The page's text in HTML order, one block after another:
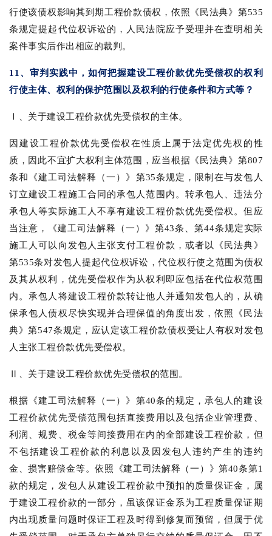
行使该债权影响其到期工程价款债权，依照《民法典》第535
条规定提起代位权诉讼的，人民法院应予受理并在查明相关
案件事实后作出相应的裁判。
11、审判实践中，如何把握建设工程价款优先受偿权的权利
行使主体、权利的保护范围以及权利的行使条件和方式等？
Ⅰ、关于建设工程价款优先受偿权的主体。
因建设工程价款优先受偿权在性质上属于法定优先权的性
质，因此不宜扩大权利主体范围，应当根据《民法典》第807
条和《建工司法解释（一）》第35条规定，限制在与发包人
订立建设工程施工合同的承包人范围内。转承包人、违法分
承包人等实际施工人不享有建设工程价款优先受偿权。但应
当注意，《建工司法解释（一）》第43条、第44条规定实际
施工人可以向发包人主张支付工程价款，或者以《民法典》
第535条对发包人提起代位权诉讼，代位权行使之范围为债权
及其从权利，优先受偿权作为从权利即应包括在代位权范围
内。承包人将建设工程价款转让他人并通知发包人的，从确
保承包人债权尽快实现并合理保值的角度出发，依照《民法
典》第547条规定，应认定该工程价款债权受让人有权对发包
人主张工程价款优先受偿权。
Ⅱ、关于建设工程价款优先受偿权的范围。
根据《建工司法解释（一）》第40条的规定，承包人的建设
工程价款优先受偿范围包括直接费用以及包括企业管理费、
利润、规费、税金等间接费用在内的全部建设工程价款，但
不包括建设工程价款的利息以及因发包人违约产生的违约
金、损害赔偿金等。依照《建工司法解释（一）》第40条第1
款的规定，发包人从建设工程价款中预扣的质量保证金，属
于建设工程价款的一部分，虽该保证金系为工程质量保证期
内出现质量问题时保证工程及时得到修复而预留，但属于优